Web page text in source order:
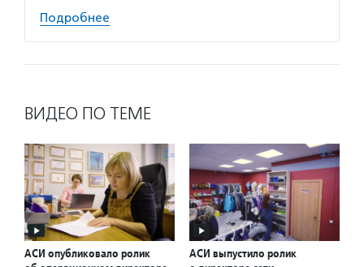
Подробнее
ВИДЕО ПО ТЕМЕ
АСИ опубликовало ролик
АСИ выпустило ролик